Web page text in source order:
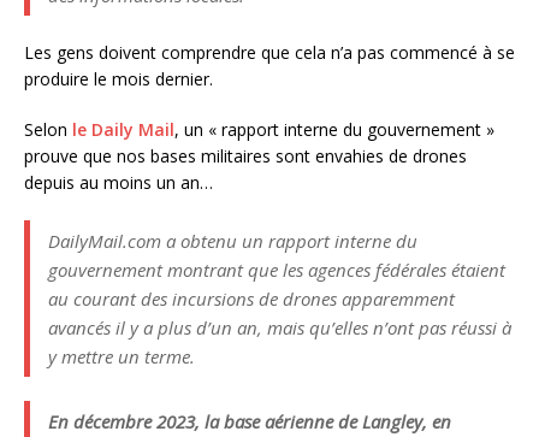
Les gens doivent comprendre que cela n’a pas commencé à se
produire le mois dernier.
Selon le Daily Mail, un « rapport interne du gouvernement »
prouve que nos bases militaires sont envahies de drones
depuis au moins un an…
DailyMail.com a obtenu un rapport interne du
gouvernement montrant que les agences fédérales étaient
au courant des incursions de drones apparemment
avancés il y a plus d’un an, mais qu’elles n’ont pas réussi à
y mettre un terme.
En décembre 2023, la base aérienne de Langley, en